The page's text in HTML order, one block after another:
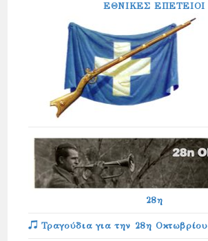
ΕΘΝΙΚΕΣ ΕΠΕΤΕΙΟΙ
28η
Τραγούδια για την 28η Οκτωβρίου